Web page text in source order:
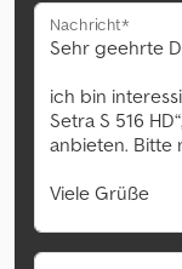
Nachricht*